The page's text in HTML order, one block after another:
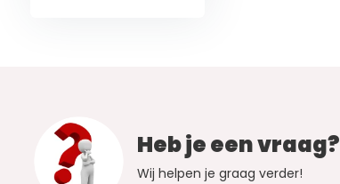
Heb je een vraag?
Wij helpen je graag verder!